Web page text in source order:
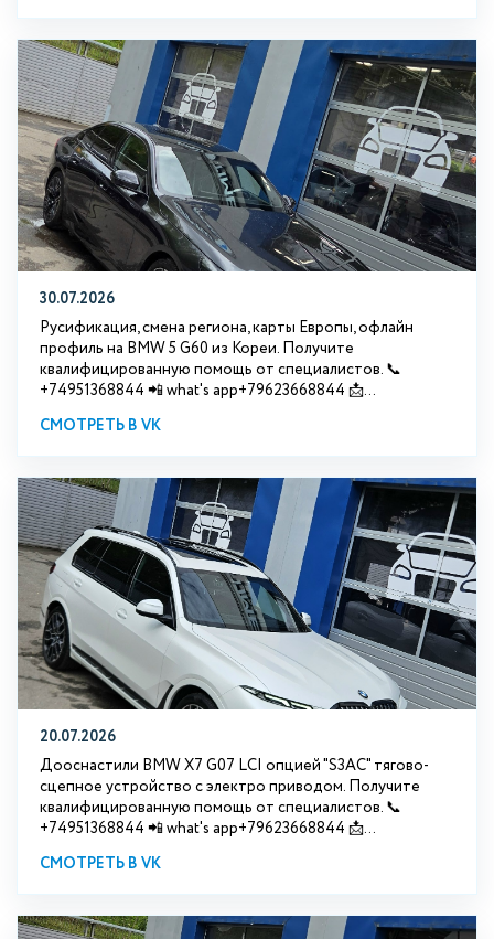
30.07.2026
Русификация, смена региона, карты Европы, офлайн
профиль на BMW 5 G60 из Кореи. Получите
квалифицированную помощь от специалистов. 📞
+74951368844 📲 what's app+79623668844 📩...
СМОТРЕТЬ В VK
20.07.2026
Дооснастили BMW Х7 G07 LCI опцией "S3АС" тягово-
сцепное устройство с электро приводом. Получите
квалифицированную помощь от специалистов. 📞
+74951368844 📲 what's app+79623668844 📩...
СМОТРЕТЬ В VK